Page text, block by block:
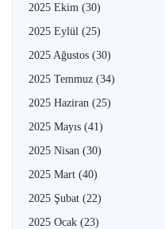
2025 Ekim (30)
2025 Eylül (25)
2025 Ağustos (30)
2025 Temmuz (34)
2025 Haziran (25)
2025 Mayıs (41)
2025 Nisan (30)
2025 Mart (40)
2025 Şubat (22)
2025 Ocak (23)